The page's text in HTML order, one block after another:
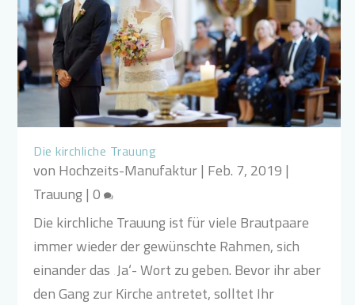
Die kirchliche Trauung
von Hochzeits-Manufaktur| Feb. 7, 2019 |
Trauung|0
Die kirchliche Trauung ist für viele Brautpaare
immer wieder der gewünschte Rahmen, sich
einander das ‚Ja‘- Wort zu geben. Bevor ihr aber
den Gang zur Kirche antretet, solltet Ihr